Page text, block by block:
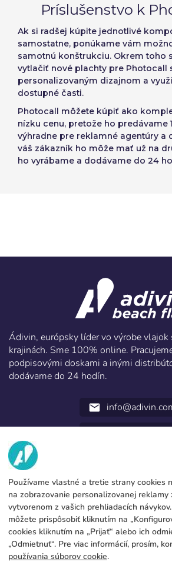
Príslušenstvo k
Ak si radšej kúpite jednotlivé
samostatne, ponúkame vám
samotnú konštrukciu. Okrem toho
vytlačiť nové plachty pre Photocall
personalizovaným dizajnom a
dostupné časti.
Photocall môžete kúpiť ako
nízku cenu, pretože ho predávame
výhradne pre reklamné agentúry a
váš zákazník ho môže mať už na
ho vyrábame a dodávame do 24
Ádivin, európsky líder vo výrobe
krajinách. Sme 100% online.
podpisovými doskami a inými
dodávame do 24 hodín.
email
MY
Továreň
Kontakt
Blog
SLUŽBY
Formy platby
Výroba a preprava
FAQs
PRÁVNE ÚDAJE
Právne upozornenie
Všeobecné podmienky zamestnania
Cookies policy
Používame vlastné a tretie strany cookies
na zobrazovanie personalizovanej
vytvorenom z vašich prehliadacích
môžete prispôsobiť kliknutím na
cookies kliknutím na „Prijať“ alebo ich
„Odmietnuť“. Pre viac informácií, prosím,
používania súborov cookie.